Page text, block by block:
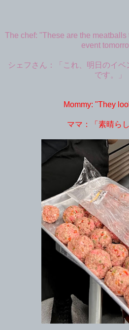
The chef: "These are the
event
シェフさん：「これ、明日のイ
です。」
Mommy: "They
ママ：「素晴らし